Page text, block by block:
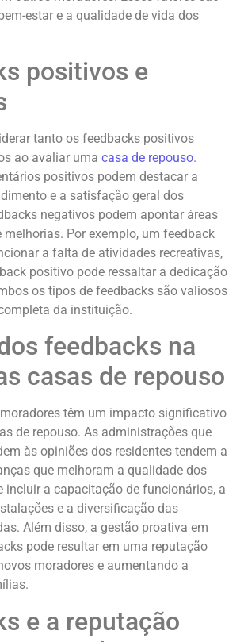
estar e a qualidade de vida dos
positivos e
tanto os feedbacks positivos
ao avaliar uma casa de repouso.
positivos podem destacar a
e a satisfação geral dos
negativos podem apontar áreas
melhorias. Por exemplo, um feedback
a falta de atividades recreativas,
positivo pode ressaltar a dedicação
os tipos de feedbacks são valiosos
da instituição.
feedbacks na
casas de repouso
têm um impacto significativo
de repouso. As administrações que
às opiniões dos residentes tendem a
que melhoram a qualidade dos
incluir a capacitação de funcionários, a
e a diversificação das
Além disso, a gestão proativa em
pode resultar em uma reputação
moradores e aumentando a
e a reputação